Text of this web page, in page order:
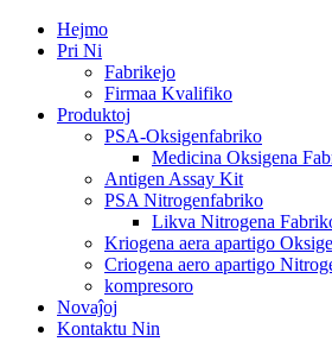
Hejmo
Pri Ni
Fabrikejo
Firmaa Kvalifiko
Produktoj
PSA-Oksigenfabriko
Medicina Oksigena
Antigen Assay Kit
PSA Nitrogenfabriko
Likva Nitrogena
Kriogena aera apartigo
Criogena aero apartigo
kompresoro
Novaĵoj
Kontaktu Nin